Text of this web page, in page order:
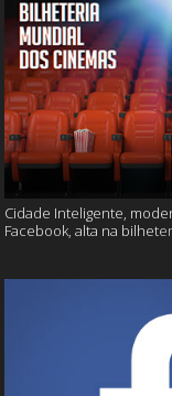
Cidade Inteligente,
Facebook, alta na